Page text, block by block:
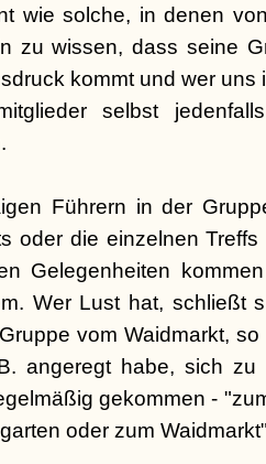
wie solche, in denen
zu wissen, dass seine
kommt und wer
selbst
Führern in der
oder die einzelnen
Gelegenheiten
Wer Lust hat, schließt
vom Waidmarkt,
angeregt habe, sich zu
gekommen -
oder zum